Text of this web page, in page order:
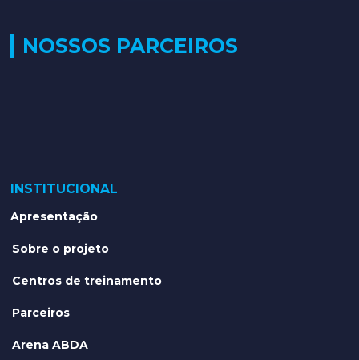
NOSSOS PARCEIROS
INSTITUCIONAL
Apresentação
Sobre o projeto
Centros de treinamento
Parceiros
Arena ABDA